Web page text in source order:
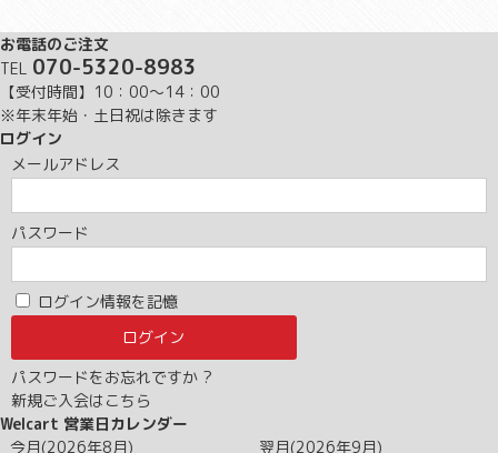
お電話のご注文
TEL 070-5320-8983
【受付時間】10：00～14：00
※年末年始・土日祝は除きます
ログイン
メールアドレス
パスワード
ログイン情報を記憶
パスワードをお忘れですか ?
新規ご入会はこちら
Welcart 営業日カレンダー
今月(2026年8月)
翌月(2026年9月)